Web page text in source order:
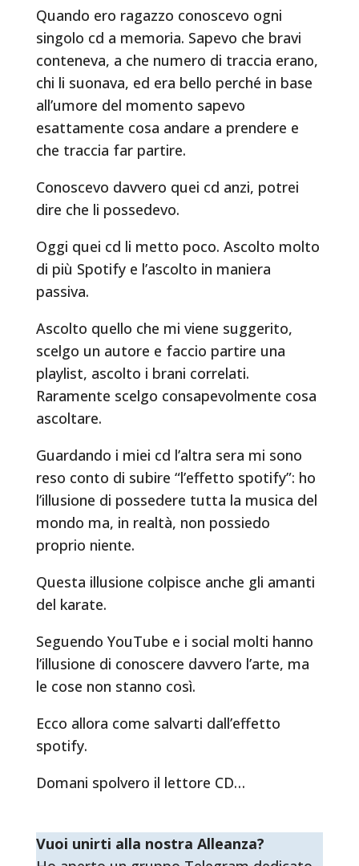
Quando ero ragazzo conoscevo ogni
singolo cd a memoria. Sapevo che bravi
conteneva, a che numero di traccia erano,
chi li suonava, ed era bello perché in base
all’umore del momento sapevo
esattamente cosa andare a prendere e
che traccia far partire.
Conoscevo davvero quei cd anzi, potrei
dire che li possedevo.
Oggi quei cd li metto poco. Ascolto molto
di più Spotify e l’ascolto in maniera
passiva.
Ascolto quello che mi viene suggerito,
scelgo un autore e faccio partire una
playlist, ascolto i brani correlati.
Raramente scelgo consapevolmente cosa
ascoltare.
Guardando i miei cd l’altra sera mi sono
reso conto di subire “l’effetto spotify”: ho
l’illusione di possedere tutta la musica del
mondo ma, in realtà, non possiedo
proprio niente.
Questa illusione colpisce anche gli amanti
del karate.
Seguendo YouTube e i social molti hanno
l’illusione di conoscere davvero l’arte, ma
le cose non stanno così.
Ecco allora come salvarti dall’effetto
spotify.
Domani spolvero il lettore CD…
Vuoi unirti alla nostra Alleanza?